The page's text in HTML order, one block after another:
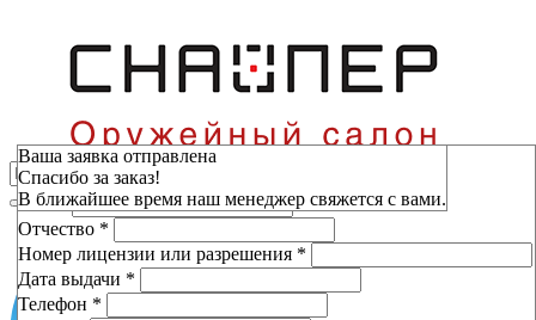
Зарезервировать
Фамилия*
Имя*
Отчество *
Номер лицензии или разрешения *
Дата выдачи *
Телефон *
Ваша заявка отправлена
Спасибо за заказ!
В ближайшее время наш менеджер свяжется с вами.